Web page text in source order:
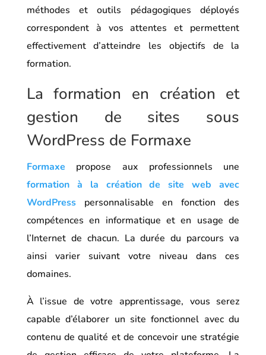
méthodes et outils pédagogiques déployés
correspondent à vos attentes et permettent
effectivement d’atteindre les objectifs de la
formation.
La formation en création et
gestion de sites sous
WordPress de Formaxe
Formaxe propose aux professionnels une
formation à la création de site web avec
WordPresspersonnalisable en fonction des
compétences en informatique et en usage de
l’Internet de chacun. La durée du parcours va
ainsi varier suivant votre niveau dans ces
domaines.
À l’issue de votre apprentissage, vous serez
capable d’élaborer un site fonctionnel avec du
contenu de qualité et de concevoir une stratégie